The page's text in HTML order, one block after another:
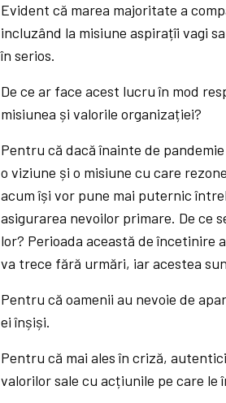
Evident că marea majoritate a
incluzând la misiune aspirațîi vagi
în serios.
De ce ar face acest lucru în mod
misiunea și valorile organizației?
Pentru că dacă înainte de
o viziune și o misiune cu care
acum își vor pune mai puternic
asigurarea nevoilor primare. De ce
lor? Perioada această de încetinire
va trece fără urmări, iar acestea
Pentru că oamenii au nevoie de
ei înșiși.
Pentru că mai ales în criză,
valorilor sale cu acțiunile pe care